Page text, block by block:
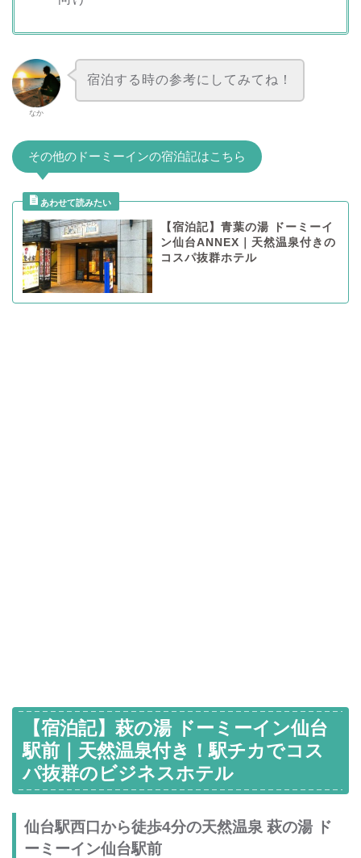
なか
宿泊する時の参考にしてみてね！
その他のドーミーインの宿泊記はこちら
【宿泊記】青葉の湯 ドーミーイ
ン仙台ANNEX｜天然温泉付きの
コスパ抜群ホテル
【宿泊記】萩の湯 ドーミーイン仙台
駅前｜天然温泉付き！駅チカでコス
パ抜群のビジネスホテル
仙台駅西口から徒歩4分の天然温泉 萩の湯 ド
ーミーイン仙台駅前